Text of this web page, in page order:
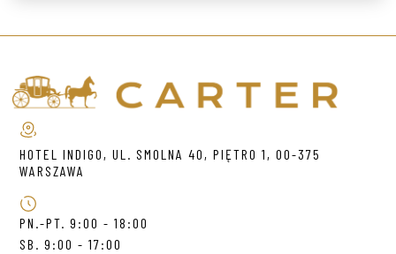
HOTEL INDIGO, UL. SMOLNA 40, PIĘTRO 1, 00-375
WARSZAWA
PN.-PT. 9:00 - 18:00
SB. 9:00 - 17:00